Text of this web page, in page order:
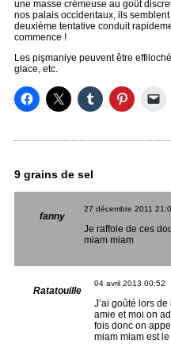
une masse crémeuse au goût
nos palais occidentaux, ils
deuxième tentative conduit
commence !
Les pişmaniye peuvent être
glace, etc.
9 grains de sel
fanny
27 décembre 2011
Je raffole de ces
miam miam
Ratatouille
04 avril 2013 00:52
J’ai goûté lors
amie et moi on
fois donc on
miam miam est